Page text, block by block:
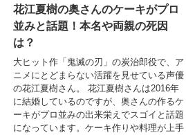
花江夏樹の奥さんのケーキがプロ
並みと話題！本名や両親の死因
は？
大ヒット作「鬼滅の刃」の炭治郎役で、ア
ニメにとどまらない活躍を見せている声優
の花江夏樹さん。 花江夏樹さんは2016年
に結婚しているのですが、奥さんの作るケ
ーキがプロ並みの出来栄えでスゴイと話題
になっています。ケーキ作りや料理が上手